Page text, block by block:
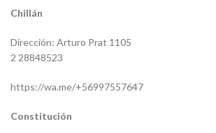
Chillán
Dirección: Arturo Prat 1105
2 28848523
https://wa.me/+56997557647
Constitución